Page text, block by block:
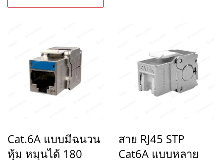
Cat.6A แบบมีฉนวน
หุ้ม หมุนได้ 180
สาย RJ45 STP
Cat6A แบบหลาย